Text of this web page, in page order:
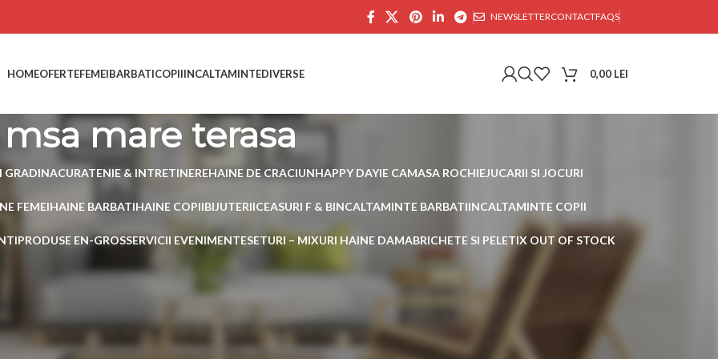
NEWSLETTERCONTACTFAQS
HOMEOFERTEFEMEIBARBATICOPIIINCALTAMINTEDIVERSE 0,00 LEI
msa mare terasa
GRADINACURATENIE & INTRETINEREHAINE DE CRACIUNHAPPY DAYIE CAMASA ROCHIEJUCARII SI JOCURI
FEMEIHAINE BARBATIHAINE COPIIBIJUTERIICEASURI F & BINCALTAMINTE BARBATIINCALTAMINTE COPII
PRODUSE EN-GROSSERVICII EVENIMENTESETURI – MIXURI HAINE DAMABRICHETE SI PELETIX OUT OF STOCK
etichetate „msa mare terasa” Show 45